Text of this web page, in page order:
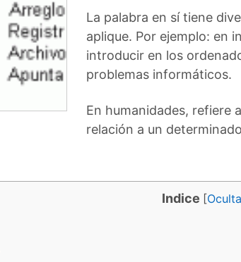
La palabra en sí tiene
aplique. Por ejemplo: en
introducir en los
problemas informáticos.
En humanidades, refiere
relación a un
Indice [